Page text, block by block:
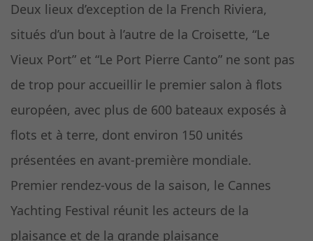
Deux lieux d’exception de la French Riviera,
situés d’un bout à l’autre de la Croisette, “Le
Vieux Port” et “Le Port Pierre Canto” ne sont pas
de trop pour accueillir le premier salon à flots
européen, avec plus de 600 bateaux exposés à
flots et à terre, dont environ 150 unités
présentées en avant-première mondiale.
Premier rendez-vous de la saison, le Cannes
Yachting Festival réunit les acteurs de la
plaisance et de la grande plaisance